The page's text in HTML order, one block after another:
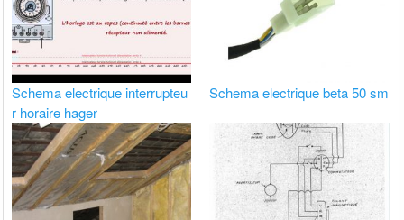
Schema electrique interrupteu
r horaire hager
Schema electrique beta 50 sm